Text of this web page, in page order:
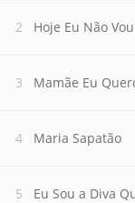
Hoje Eu Não
Mamãe Eu
Maria Sapatão
Eu Sou a Diva